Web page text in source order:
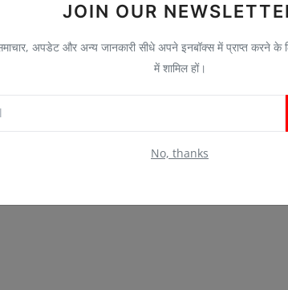
JOIN OUR
अपडेट और अन्य जानकारी सीधे अपने इनबॉक्स में प्राप्त करने के
में शामिल हों।
No, thanks